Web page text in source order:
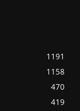
1191
1158
470
419